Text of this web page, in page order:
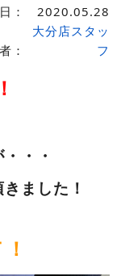
： 2020.05.28
：
大分店スタッ
フ
・・
ました！